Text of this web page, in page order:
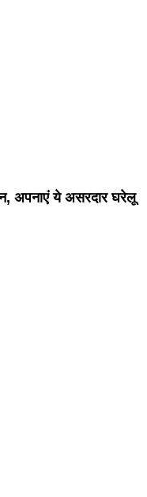
अपनाएं ये असरदार घरेलू